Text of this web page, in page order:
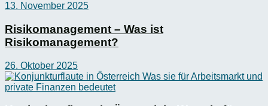
13. November 2025
Risikomanagement – Was ist
Risikomanagement?
26. Oktober 2025